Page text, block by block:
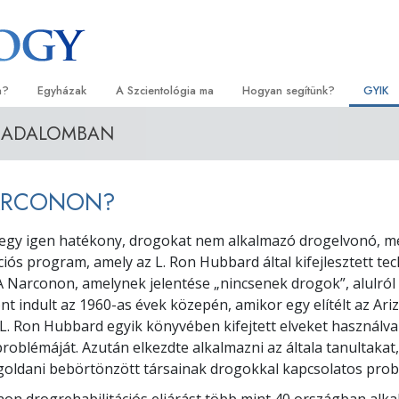
Egyházak
Egyházkereső
Haladó szervezetek
Flag Szárazföldi Bázis
Freewinds
Eljuttatjuk a világak a Scientology-t
A Szcientológia ma Hogyan segítünk?
Narconon
Az igazság a drogokról
Együtt az Emberi Jogokért
Állampolgári Bizottság az
Jogokért
GYIK
Kezdő
igen hatékony, drogokat nem alkalmazó drogelvonó,
program, amely az L. Ron Hubbard által kifejlesztett
Narconon, amelynek jelentése „nincsenek drogok”,
indult az 1960-as évek közepén, amikor egy elítélt az
Ron Hubbard egyik könyvében kifejtett elveket
Azután elkezdte alkalmazni az általa
bebörtönzött társainak drogokkal kapcsolatos